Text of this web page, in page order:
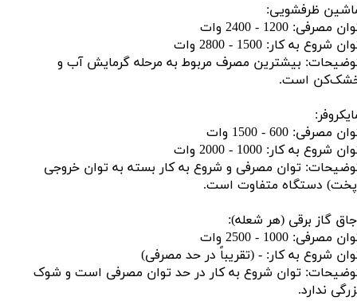
ظرفشویی:
مصرفی: 1200 - 2400 وات
شروع به کار: 1500 - 2800 وات
بیشترین مصرف مربوط به مرحله گرمایش آب و
است.
مصرفی: 600 - 1500 وات
شروع به کار: 1000 - 2000 وات
توان مصرفی و شروع به کار بسته به توان خروجی
دستگاه متفاوت است.
گاز برقی (هر شعله):
مصرفی: 1000 - 2500 وات
شروع به کار: - (تقریباً در حد مصرفی)
توان شروع به کار در حد توان مصرفی است و شوک
ندارد.